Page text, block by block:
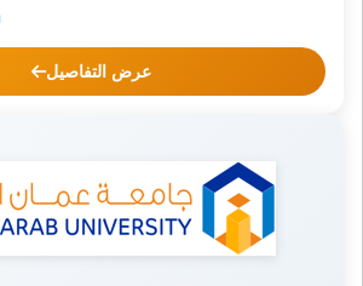
عرض التفاصيل